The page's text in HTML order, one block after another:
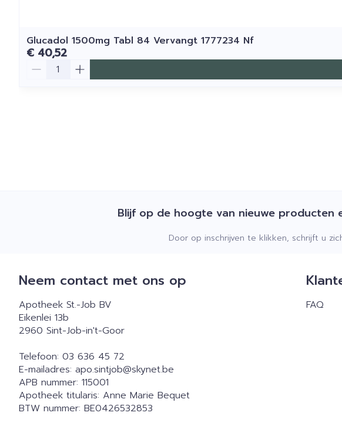
Glucadol 1500mg Tabl 84 Vervangt 1777234 Nf
€ 40,52
Blijf op de hoogte van nieuwe producten
Door op inschrijven te klikken, schrijft u
Neem contact met ons op
Apotheek St.-Job BV
Eikenlei 13b
2960 Sint-Job-in't-Goor
Telefoon: 03 636 45 72
E-mailadres: apo.sintjob@skynet.be
APB nummer: 115001
Apotheek titularis: Anne Marie Bequet
BTW nummer: BE0426532853
FAQ